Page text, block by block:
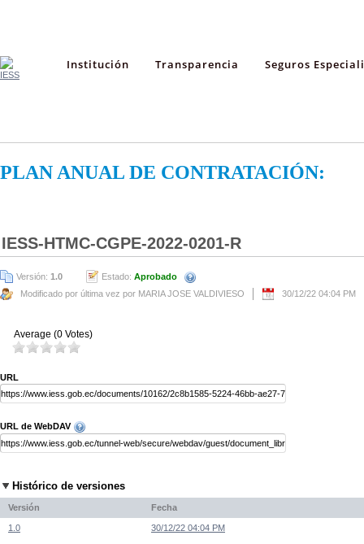
Institución Transparencia Seguros
PLAN ANUAL DE CONTRATACIÓN:
IESS-HTMC-CGPE-2022-0201-R
Versión: 1.0 Estado: Aprobado
Modificado por última vez por MARIA JOSE VALDIVIESO
30/12/22 04:04 PM
Average (0 Votes)
URL
URL de WebDAV
Histórico de versiones
Versión Fecha
1.0 30/12/22 04:04 PM